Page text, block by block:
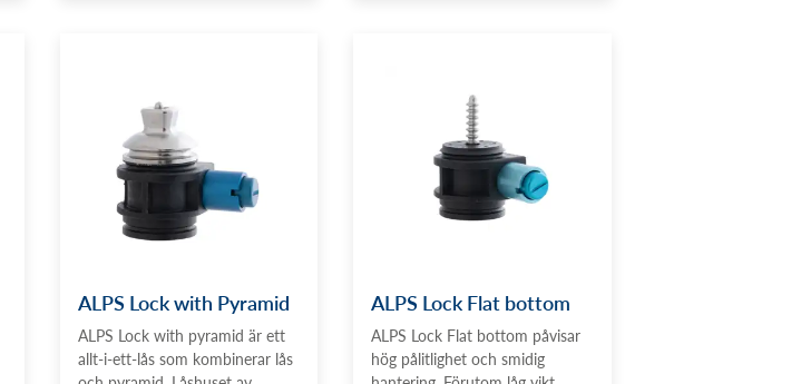
ALPS Lock with Pyramid
ALPS Lock with pyramid är ett
allt-i-ett-lås som kombinerar lås
ALPS Lock Flat bottom
ALPS Lock Flat bottom påvisar
hög pålitlighet och smidig